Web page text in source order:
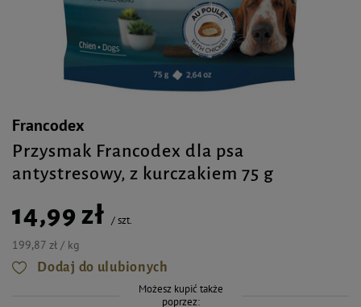
Francodex
Przysmak Francodex dla psa
antystresowy, z kurczakiem 75 g
14,99 zł /szt.
199,87 zł / kg
Dodaj do ulubionych
Możesz kupić także
poprzez: